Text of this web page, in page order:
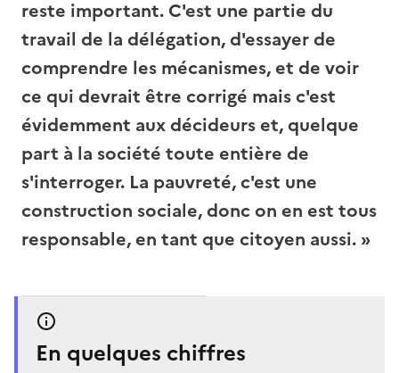
reste important. C'est une partie du
travail de la délégation, d'essayer de
comprendre les mécanismes, et de voir
ce qui devrait être corrigé mais c'est
évidemment aux décideurs et, quelque
part à la société toute entière de
s'interroger. La pauvreté, c'est une
construction sociale, donc on en est tous
responsable, en tant que citoyen aussi. »
En quelques chiffres